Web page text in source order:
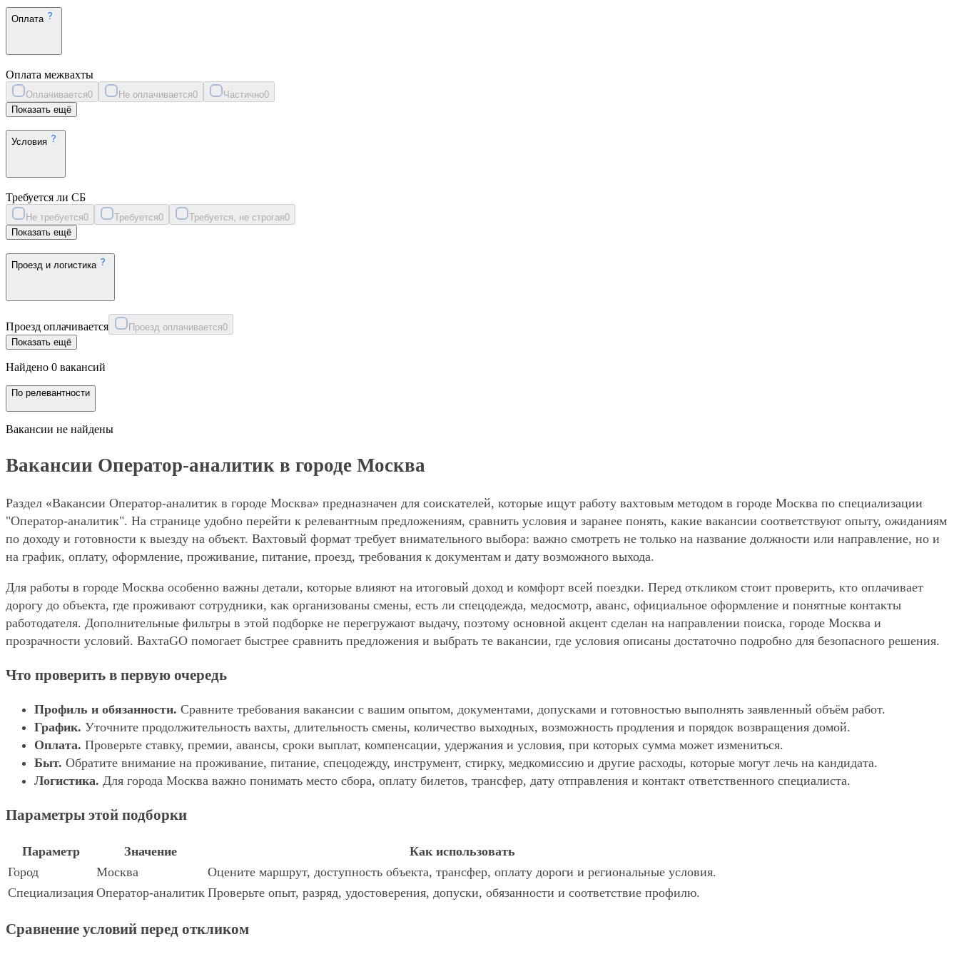
Оплата
Оплата межвахты
Оплачивается0 Не оплачивается0 Частично0
Показать ещё
Условия
Требуется ли СБ
Не требуется0 Требуется0 Требуется, не строгая0
Показать ещё
Проезд и логистика
Проезд оплачивается Проезд оплачивается0
Показать ещё
Найдено 0 вакансий
По релевантности
Вакансии не найдены
Вакансии Оператор-аналитик в городе Москва
Раздел «Вакансии Оператор-аналитик в городе Москва» предназначен для соискателей, которые ищут работу вахтовым методом в городе Москва по специализации
"Оператор-аналитик". На странице удобно перейти к релевантным предложениям, сравнить условия и заранее понять, какие вакансии соответствуют опыту, ожиданиям
по доходу и готовности к выезду на объект. Вахтовый формат требует внимательного выбора: важно смотреть не только на название должности или направление, но и
на график, оплату, оформление, проживание, питание, проезд, требования к документам и дату возможного выхода.
Для работы в городе Москва особенно важны детали, которые влияют на итоговый доход и комфорт всей поездки. Перед откликом стоит проверить, кто оплачивает
дорогу до объекта, где проживают сотрудники, как организованы смены, есть ли спецодежда, медосмотр, аванс, официальное оформление и понятные контакты
работодателя. Дополнительные фильтры в этой подборке не перегружают выдачу, поэтому основной акцент сделан на направлении поиска, городе Москва и
прозрачности условий. ВахтаGO помогает быстрее сравнить предложения и выбрать те вакансии, где условия описаны достаточно подробно для безопасного решения.
Что проверить в первую очередь
Профиль и обязанности. Сравните требования вакансии с вашим опытом, документами, допусками и готовностью выполнять заявленный объём работ.
График. Уточните продолжительность вахты, длительность смены, количество выходных, возможность продления и порядок возвращения домой.
Оплата. Проверьте ставку, премии, авансы, сроки выплат, компенсации, удержания и условия, при которых сумма может измениться.
Быт. Обратите внимание на проживание, питание, спецодежду, инструмент, стирку, медкомиссию и другие расходы, которые могут лечь на кандидата.
Логистика. Для города Москва важно понимать место сбора, оплату билетов, трансфер, дату отправления и контакт ответственного специалиста.
Параметры этой подборки
Параметр Значение
Как использовать
Город
Москва
Оцените маршрут, доступность объекта, трансфер, оплату дороги и региональные условия.
Специализация Оператор-аналитик Проверьте опыт, разряд, удостоверения, допуски, обязанности и соответствие профилю.
Сравнение условий перед откликом